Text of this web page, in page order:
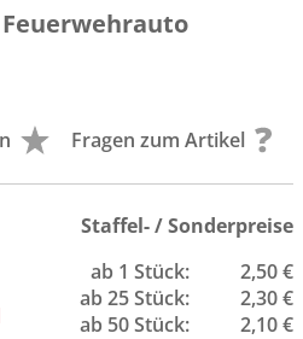
Fragen zum Artikel
Staffel- / Sonderpreise
ab 1 Stück:
2,50 €
ab 25 Stück:
2,30 €
ab 50 Stück:
2,10 €